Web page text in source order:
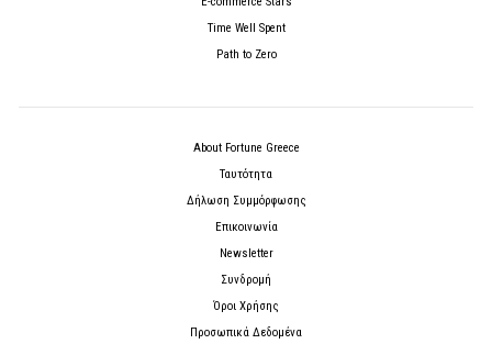
Time Well Spent
Path to Zero
About Fortune Greece
Ταυτότητα
Δήλωση Συμμόρφωσης
Επικοινωνία
Newsletter
Συνδρομή
Όροι Χρήσης
Προσωπικά Δεδομένα